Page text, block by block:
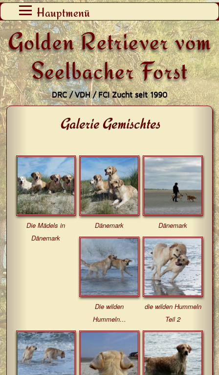
Golden Retriever vom
Seelbacher Forst
DRC / VDH / FCI Zucht seit 1990
Hauptmenü
Zum
Inhalt
springen
Galerie Gemischtes
Die Mädels in
Dänemark
Dänemark Dänemark
Die wilden
Hummeln…
die wilden Hummeln
Teil 2